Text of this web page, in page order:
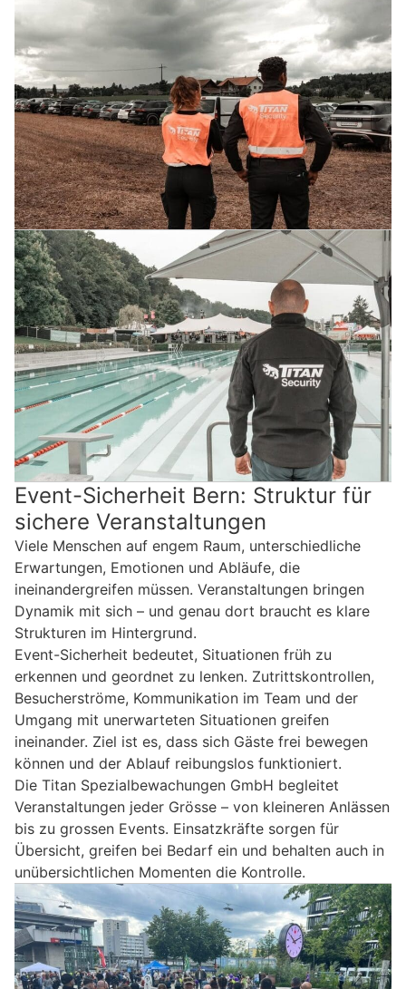
Event-Sicherheit Bern: Struktur für
sichere Veranstaltungen
Viele Menschen auf engem Raum, unterschiedliche
Erwartungen, Emotionen und Abläufe, die
ineinandergreifen müssen. Veranstaltungen bringen
Dynamik mit sich – und genau dort braucht es klare
Strukturen im Hintergrund.
Event-Sicherheit bedeutet, Situationen früh zu
erkennen und geordnet zu lenken. Zutrittskontrollen,
Besucherströme, Kommunikation im Team und der
Umgang mit unerwarteten Situationen greifen
ineinander. Ziel ist es, dass sich Gäste frei bewegen
können und der Ablauf reibungslos funktioniert.
Die Titan Spezialbewachungen GmbH begleitet
Veranstaltungen jeder Grösse – von kleineren Anlässen
bis zu grossen Events. Einsatzkräfte sorgen für
Übersicht, greifen bei Bedarf ein und behalten auch in
unübersichtlichen Momenten die Kontrolle.